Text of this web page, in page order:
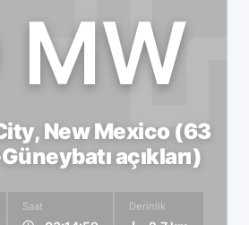
MW
New Mexico (63
açıkları)
Saat Derinlik